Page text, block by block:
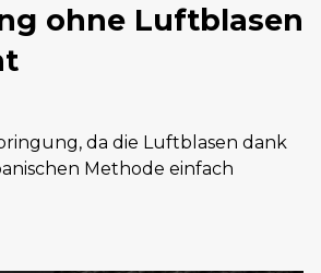
ohne Luftblasen
da die Luftblasen dank
Methode einfach